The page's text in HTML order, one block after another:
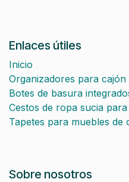
Enlaces útiles
Inicio
Organizadores para cajón
Botes de basura
Cestos de ropa sucia
Tapetes para muebles de
Sobre nosotros